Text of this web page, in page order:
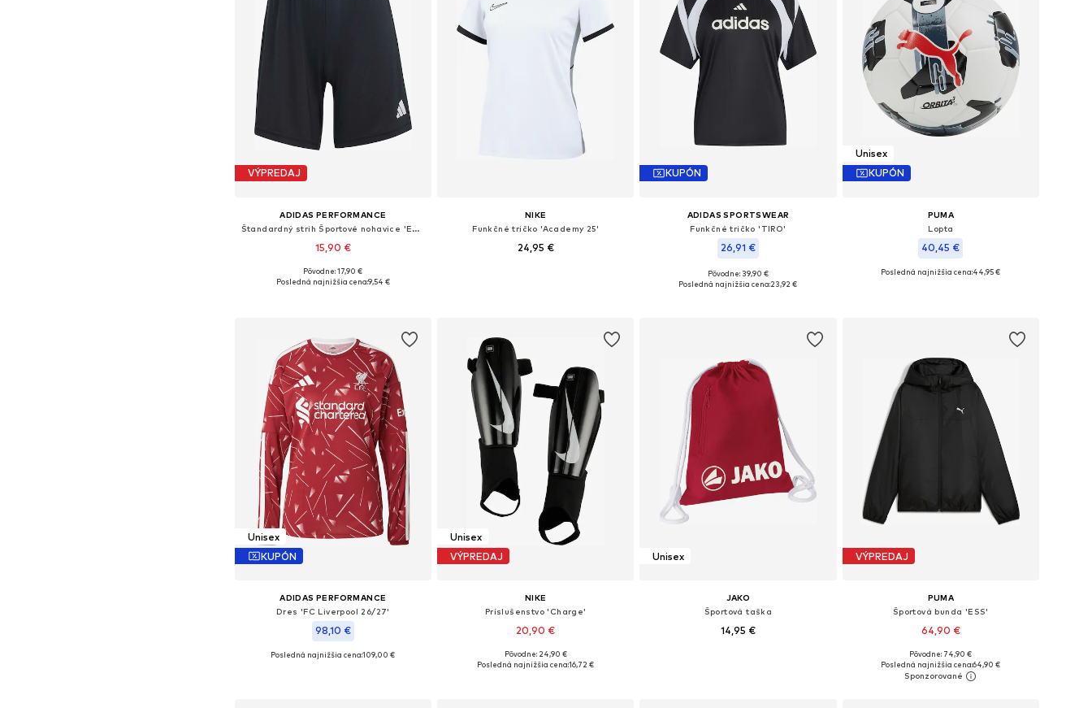
VÝPREDAJ
ADIDAS PERFORMANCE
Štandardný strih Športové nohavice 'ENT26'
15,90 €
Dostupné veľkosti: XS, S, M, L, XL
Pôvodne: 17,90 €
Posledná najnižšia cena:9,54 €
NIKE
Funkčné tričko 'Academy 25'
24,95 €
KUPÓN
ADIDAS SPORTSWEAR
Funkčné tričko 'TIRO'
26,91 €
Dostupné veľkosti: XS, S, M, L, XL
Pôvodne: 39,90 €
Posledná najnižšia cena:23,92 €
Unisex
KUPÓN
PUMA
Lopta
40,45 €
Dostupné veľkosti: 5
Posledná najnižšia cena:44,95 €
Unisex
KUPÓN
ADIDAS PERFORMANCE
Dres 'FC Liverpool 26/27'
98,10 €
Dostupné veľkosti: XS, S, M, L, XL
Posledná najnižšia cena:109,00 €
Unisex
VÝPREDAJ
NIKE
Príslušenstvo 'Charge'
20,90 €
Dostupné veľkosti: S, M, L, XL
Pôvodne: 24,90 €
Posledná najnižšia cena:16,72 €
Unisex
JAKO
Športová taška
14,95 €
VÝPREDAJ
PUMA
Športová bunda 'ESS'
64,90 €
Dostupné veľkosti: XS, S, M, L, XL
Pridať do košíka
Pôvodne: 74,90 €
Posledná najnižšia cena:64,90 €